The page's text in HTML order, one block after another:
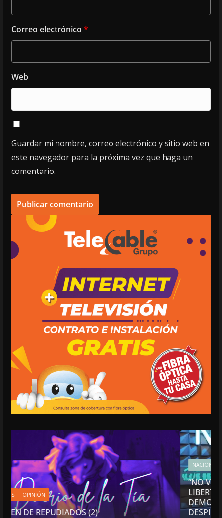
Correo electrónico *
Web
Guardar mi nombre, correo electrónico y sitio web en
este navegador para la próxima vez que haga un
comentario.
NACIONALES OPINIÓN
“NO VIVIMOS BUENOS TIEMPOS PARA LA
LIBERTAD DE EXPRESIÓN NI PARA LA
DEMOCRACIA EN MÉXICO”: LUIS
DESPIDIÓ DE MVS